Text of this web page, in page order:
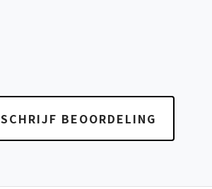
SCHRIJF BEOORDELING